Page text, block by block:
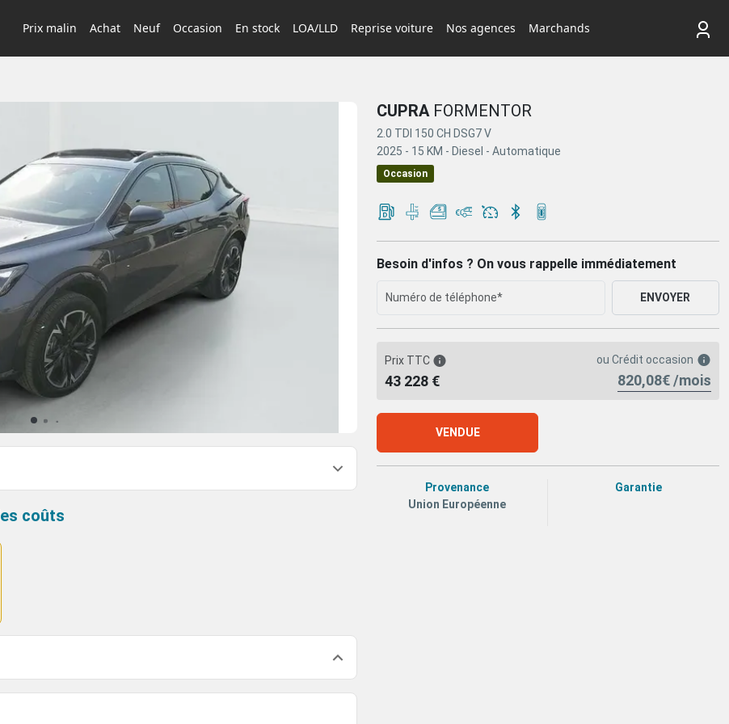
Prix malin Achat Neuf Occasion En stock LOA/LLD Reprise voiture Nos agences Marchands
coûts
CUPRAFORMENTOR
2.0 TDI 150 CH DSG7 V
2025 - 15 KM - Diesel - Automatique
Occasion
Besoin d'infos ? On vous rappelle immédiatement
ENVOYER
Prix TTC
43 228 €
ou Crédit occasion
820,08€ /mois
VENDUE
Provenance
Union Européenne
Garantie